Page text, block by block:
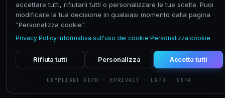
accettare tutti, rifiutarli tutti o personalizzare le tue scelte. Puoi
modificare la tua decisione in qualsiasi momento dalla pagina
"Personalizza cookie".
Privacy Policy·Informativa sull'uso dei cookie·Personalizza cookie
Rifiuta tutti Personalizza Accetta tutti
COMPLIANT GDPR · EPRIVACY · LGPD · CCPA